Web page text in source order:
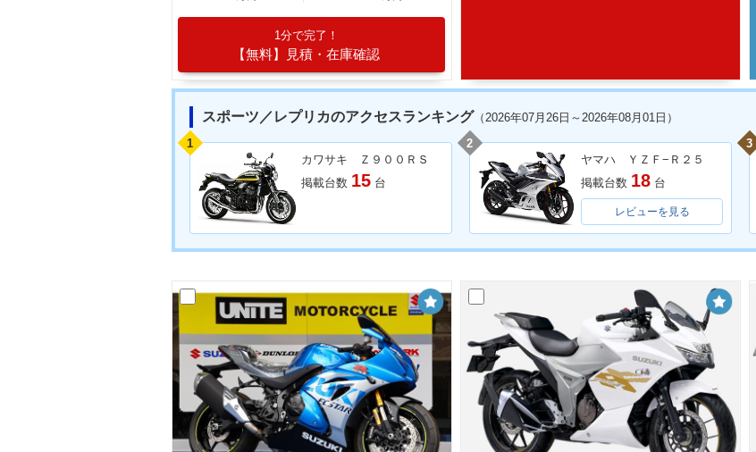
1分で完了！
【無料】見積・在庫確認
スポーツ／レプリカのアクセスランキング （2026年07月26日～2026年08月01日）
1
カワサキ Ｚ９００ＲＳ
掲載台数 15 台
2
ヤマハ ＹＺＦ−Ｒ２５
掲載台数 18 台
レビューを見る
3